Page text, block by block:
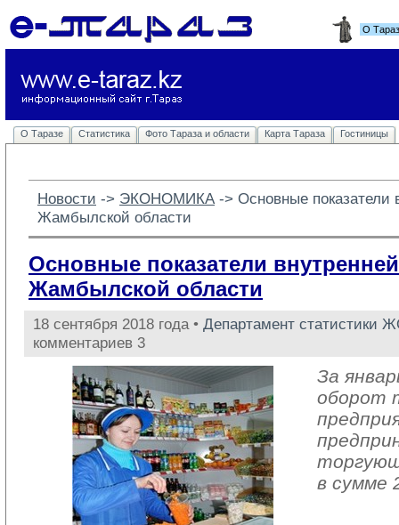
О
О Таразе Статистика Фото Тараза и области Карта Тараза Гостиницы
Новости -> ЭКОНОМИКА -> Основные показатели
Жамбылской области
Основные показатели
Жамбылской области
18 сентября 2018 года • Департамент статистики
комментариев 3
За
оборот
в сумме